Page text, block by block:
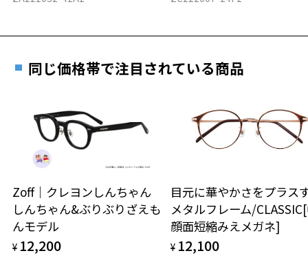
お気に入りに追加済です。
こちら
13.6g
※着脱式サングラス：デモレンズ、アタッチメント込みの重さ
タイプ
材質
フロント素材：S.E.Plastic(Ultem)
す。
お近くのZoff実店舗にて度数を測定いただけます（無料）。
その際は記入用紙をダウンロードしてお使いください。
ダウンロード
同じ価格帯で注目されている商品
Zoff｜クレヨンしんちゃん
しんちゃん&ぶりぶりざえも
んモデル
¥ 12,200
目元に華やかさをプラス
メタルフレーム/
顔面短縮みえメガネ]
¥ 12,100